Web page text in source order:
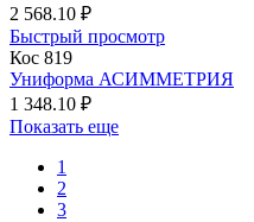
2 568.10 ₽
Быстрый просмотр
Кос 819
Униформа АСИММЕТРИЯ
1 348.10 ₽
Показать еще
1
2
3